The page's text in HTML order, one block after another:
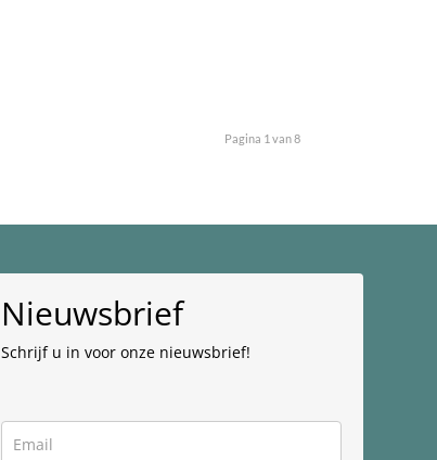
Pagina 1 van 8
Nieuwsbrief
Schrijf u in voor onze nieuwsbrief!